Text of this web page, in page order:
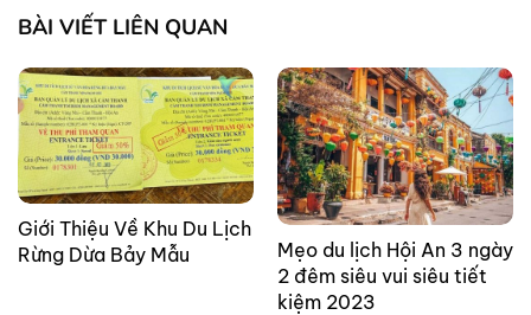
BÀI VIẾT LIÊN QUAN
Giới Thiệu Về Khu Du Lịch
Rừng Dừa Bảy Mẫu
Mẹo du lịch Hội An 3 ngày
2 đêm siêu vui siêu tiết
kiệm 2023